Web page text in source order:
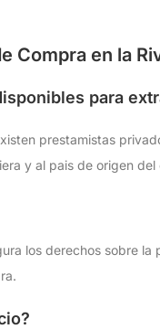
Compra en la
para
prestamistas
y al pais de origen del
los derechos sobre